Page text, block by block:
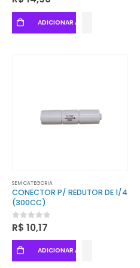
ADICIONAR AO CARRINHO
SEM CATEGORIA
CONECTOR P/ REDUTOR DE 1/4
(300CC)
0out of 5
R$ 10,17
ADICIONAR AO CARRINHO